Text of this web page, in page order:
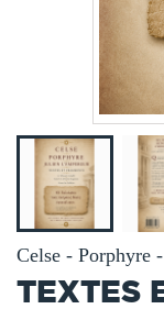
Celse - Porphyre
TEXTES